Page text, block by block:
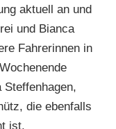
aktuell an und
und Bianca
Fahrerinnen in
Steffenhagen,
die ebenfalls
ist.